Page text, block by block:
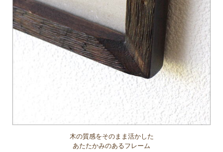
木の質感をそのまま活かした
あたたかみのあるフレーム